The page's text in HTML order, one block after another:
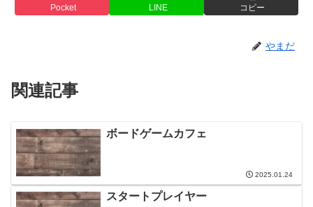
Pocket LINE コピー
やまだ
関連記事
ボードゲームカフェ
2025.01.24
スタートプレイヤー